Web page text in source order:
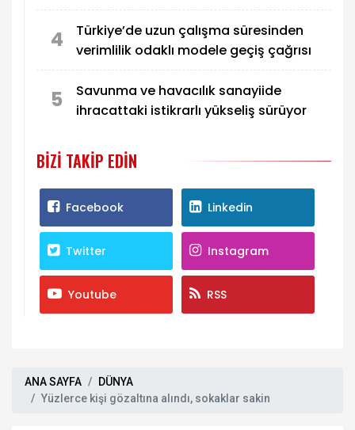
4
Türkiye’de uzun çalışma süresinden
verimlilik odaklı modele geçiş çağrısı
5
Savunma ve havacılık sanayiide
ihracattaki istikrarlı yükseliş sürüyor
BIZI TAKIP EDIN
Facebook Linkedin
Twitter Instagram
Youtube RSS
ANA SAYFA
DÜNYA
Yüzlerce kişi gözaltına alındı, sokaklar sakin